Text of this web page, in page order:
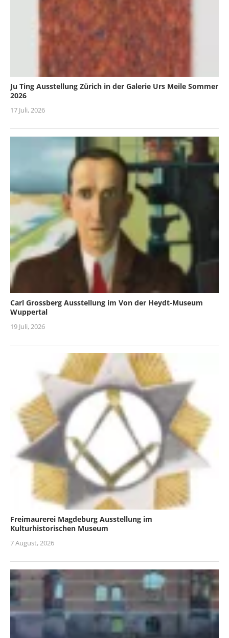
Ju Ting Ausstellung Zürich in der Galerie Urs Meile Sommer
2026
17 Juli, 2026
Carl Grossberg Ausstellung im Von der Heydt-Museum
Wuppertal
19 Juli, 2026
Freimaurerei Magdeburg Ausstellung im
Kulturhistorischen Museum
7 August, 2026